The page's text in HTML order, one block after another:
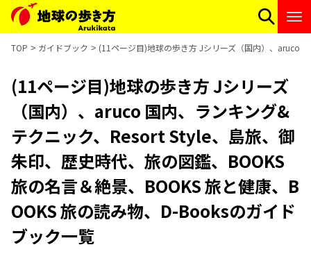
TOP ガイドブック (11ページ目)地球の歩き方 Jシリーズ（国内）、aruco
(11ページ目)地球の歩き方 Jシリーズ
（国内）、aruco 国内、ランキング&
テクニック、Resort Style、島旅、御
朱印、歴史時代、旅の図鑑、BOOKS
旅の名言＆絶景、BOOKS 旅と健康、B
OOKS 旅の読み物、D-Booksのガイド
ブック一覧